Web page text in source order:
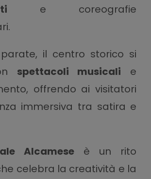
e coreografie
il centro storico si
spettacoli musicali e
offrendo ai visitatori
immersiva tra satira e
Alcamese è un rito
celebra la creatività e la